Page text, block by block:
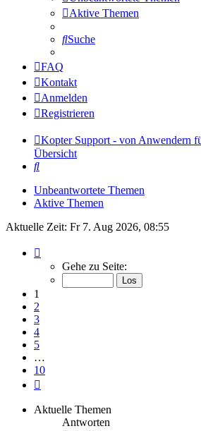
Aktive Themen
Suche
FAQ
Kontakt
Anmelden
Registrieren
Kopter Support - von Anwendern
Übersicht
Suche
Unbeantwortete Themen
Aktive Themen
Aktuelle Zeit: Fr 7. Aug 2026, 08:55
von
Gehe zu Seite:
1
2
3
4
5
…
10
Aktuelle Themen
Antworten